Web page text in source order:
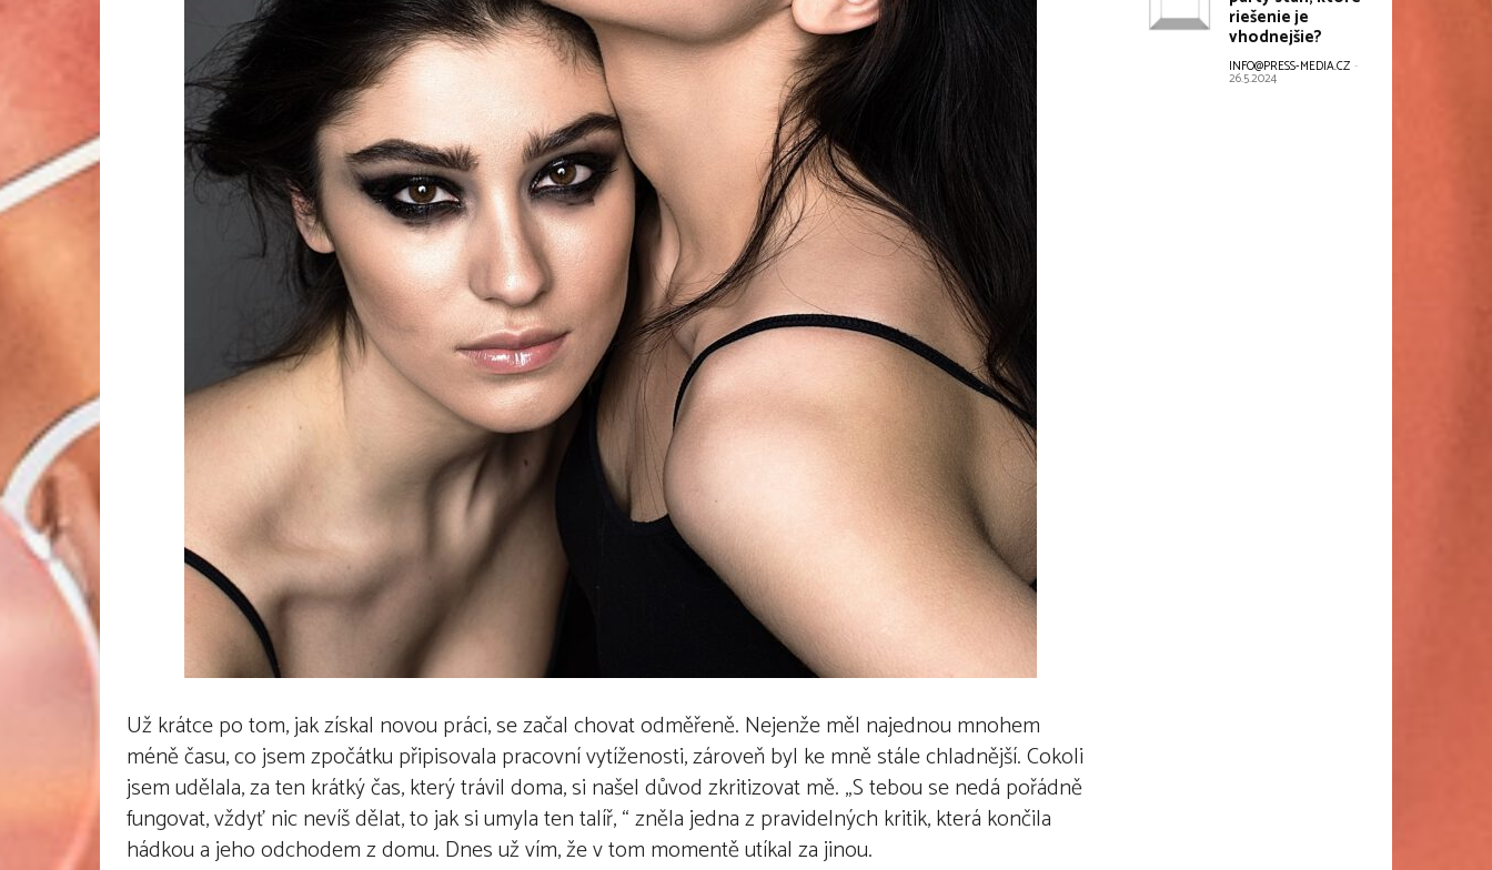
Už krátce po tom, jak získal novou práci, se začal chovat odměřeně. Nejenže měl najednou mnohem
méně času, co jsem zpočátku připisovala pracovní vytíženosti, zároveň byl ke mně stále chladnější. Cokoli
jsem udělala, za ten krátký čas, který trávil doma, si našel důvod zkritizovat mě. „S tebou se nedá pořádně
fungovat, vždyť nic nevíš dělat, to jak si umyla ten talíř, “ zněla jedna z pravidelných kritik, která končila
hádkou a jeho odchodem z domu. Dnes už vím, že v tom momentě utíkal za jinou.
riešenie je
vhodnejšie?
INFO@PRESS-MEDIA.CZ -
26.5.2024